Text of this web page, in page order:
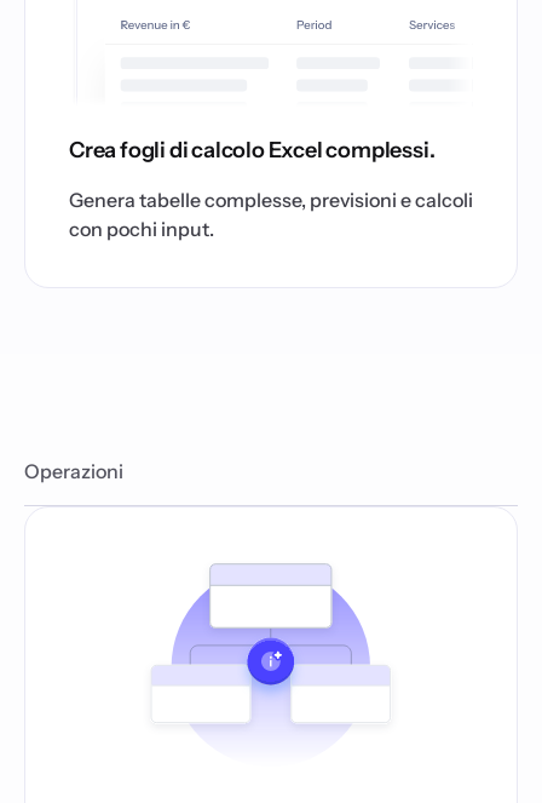
Crea fogli di calcolo Excel complessi.
Genera tabelle complesse, previsioni e calcoli
con pochi input.
Operazioni